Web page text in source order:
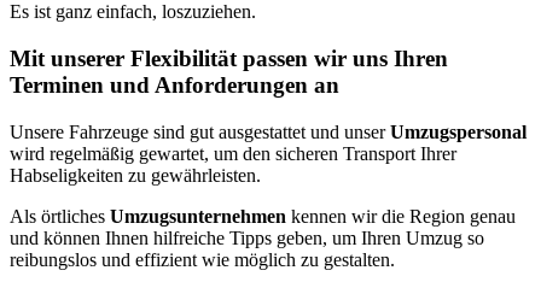
Es ist ganz einfach, loszuziehen.
Mit unserer Flexibilität passen wir uns Ihren
Terminen und Anforderungen an
Unsere Fahrzeuge sind gut ausgestattet und unserUmzugspersonal
wird regelmäßig gewartet, um den sicheren Transport Ihrer
Habseligkeiten zu gewährleisten.
Als örtliches Umzugsunternehmen kennen wir die Region genau
und können Ihnen hilfreiche Tipps geben, um Ihren Umzug so
reibungslos und effizient wie möglich zu gestalten.